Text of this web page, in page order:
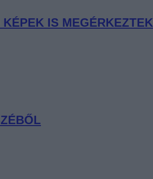
IS MEGÉRKEZTEK